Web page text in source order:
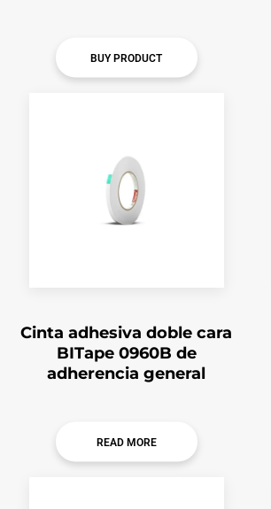
BUY PRODUCT
Cinta adhesiva doble cara
BITape 0960B de
adherencia general
READ MORE